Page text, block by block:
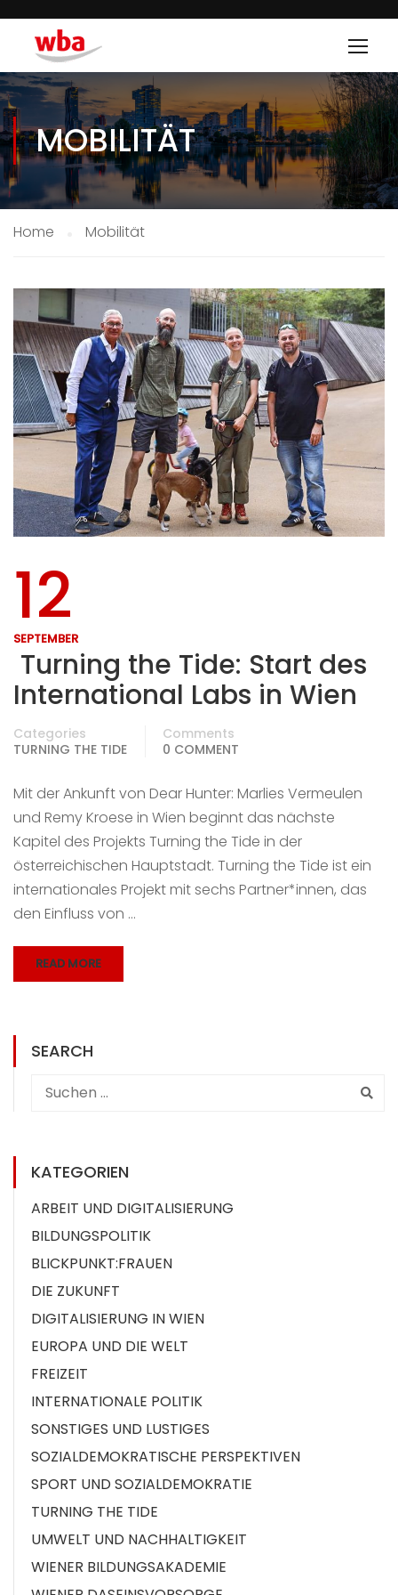
MOBILITÄT
Home Mobilität
12
SEPTEMBER
Turning the Tide: Start des
International Labs in Wien
Categories
TURNING THE TIDE
Comments
0 COMMENT
Mit der Ankunft von Dear Hunter: Marlies Vermeulen
und Remy Kroese in Wien beginnt das nächste
Kapitel des Projekts Turning the Tide in der
österreichischen Hauptstadt. Turning the Tide ist ein
internationales Projekt mit sechs Partner*innen, das
den Einfluss von …
READ MORE
SEARCH
KATEGORIEN
ARBEIT UND DIGITALISIERUNG
BILDUNGSPOLITIK
BLICKPUNKT:FRAUEN
DIE ZUKUNFT
DIGITALISIERUNG IN WIEN
EUROPA UND DIE WELT
FREIZEIT
INTERNATIONALE POLITIK
SONSTIGES UND LUSTIGES
SOZIALDEMOKRATISCHE PERSPEKTIVEN
SPORT UND SOZIALDEMOKRATIE
TURNING THE TIDE
UMWELT UND NACHHALTIGKEIT
WIENER BILDUNGSAKADEMIE